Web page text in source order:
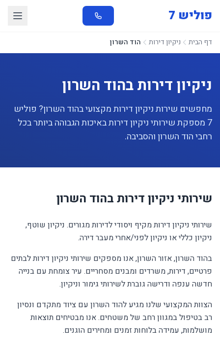
פוליש 7
דף הבית ניקיון דירות הוד השרון
ניקיון דירות בהוד השרון
מחפשים שירות ניקיון דירות מקצועי בהוד השרון? פוליש
7 מספקת שירותי ניקיון דירות באיכות הגבוהה ביותר בכל
רחבי הוד השרון והסביבה.
שירותי ניקיון דירות בהוד השרון
שירותי ניקיון דירות מקיף ויסודי לדירות מגורים. ניקיון שוטף,
ניקיון כללי או ניקיון לפני/אחרי מעבר דירה.
בהוד השרון, אזור השרון, אנו מספקים שירותי ניקיון דירות לבתים
פרטיים, דירות, משרדים ומבנים מסחריים. עיר צומחת עם בנייה
חדשה ענפה ודרישה גוברת לשירותי גימור וניקיון.
הצוות המקצועי שלנו מגיע להוד השרון עם ציוד מתקדם ונסיון
רב בטיפול במגוון רחב של משטחים. אנו מבטיחים תוצאות
מושלמות, עמידה בלוחות זמנים ומחירים הוגנים.